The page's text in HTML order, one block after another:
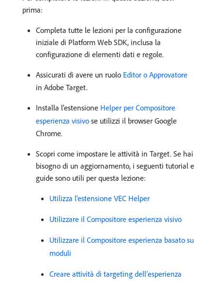
prima:
Completa tutte le lezioni per la configurazione
iniziale di Platform Web SDK, inclusa la
configurazione di elementi dati e regole.
Assicurati di avere un ruolo Editor o Approvatore
in Adobe Target.
Installa l'estensione Helper per Compositore
esperienza visivo se utilizzi il browser Google
Chrome.
Scopri come impostare le attività in Target. Se hai
bisogno di un aggiornamento, i seguenti tutorial e
guide sono utili per questa lezione:
Utilizza l'estensione VEC Helper
Utilizzare il Compositore esperienza visivo
Utilizzare il Compositore esperienza basato su
moduli
Creare attività di targeting dell’esperienza